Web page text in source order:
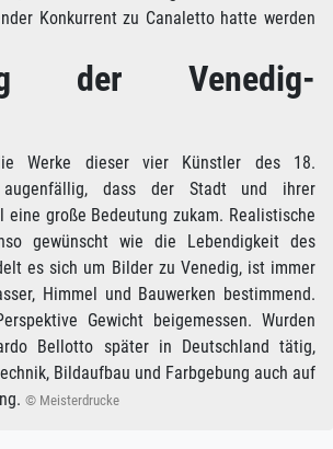
Konkurrent zu Canaletto hatte werden
der Venedig-
Werke dieser vier Künstler des 18.
augenfällig, dass der Stadt und ihrer
eine große Bedeutung zukam. Realistische
gewünscht wie die Lebendigkeit des
es sich um Bilder zu Venedig, ist immer
Himmel und Bauwerken bestimmend.
Gewicht beigemessen. Wurden
Bellotto später in Deutschland tätig,
Bildaufbau und Farbgebung auch auf
© Meisterdrucke